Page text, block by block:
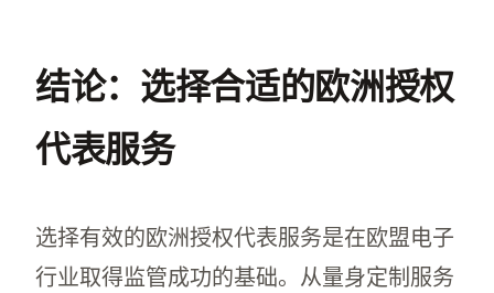
结论：选择合适的欧洲授权
代表服务
选择有效的欧洲授权代表服务是在欧盟电子
行业取得监管成功的基础。从量身定制服务